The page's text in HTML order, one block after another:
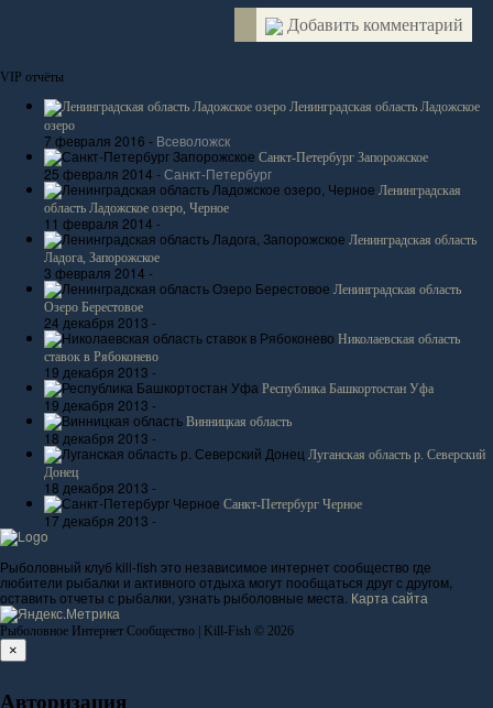
Добавить комментарий
VIP отчёты
Ленинградская область Ладожское
озеро
7 февраля 2016 - Всеволожск
Санкт-Петербург Запорожское
25 февраля 2014 -Санкт-Петербург
Ленинградская
область Ладожское озеро, Черное
11 февраля 2014 -
Ленинградская область
Ладога, Запорожское
3 февраля 2014 -
Ленинградская область
Озеро Берестовое
24 декабря 2013 -
Николаевская область
ставок в Рябоконево
19 декабря 2013 -
Республика Башкортостан Уфа
19 декабря 2013 -
Винницкая область
18 декабря 2013 -
Луганская область р. Северский
Донец
18 декабря 2013 -
Санкт-Петербург Черное
17 декабря 2013 -
Рыболовный клуб kill-fish это независимое интернет сообщество где
любители рыбалки и активного отдыха могут пообщаться друг с другом,
оставить отчеты с рыбалки, узнать рыболовные места. Карта сайта
Рыболовное Интернет Сообщество | Kill-Fish © 2026
×
Авторизация